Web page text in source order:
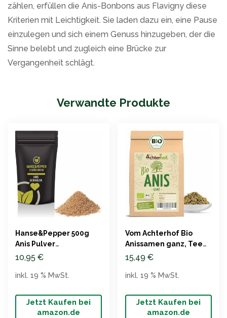
zählen, erfüllen die Anis-Bonbons aus Flavigny diese
Kriterien mit Leichtigkeit. Sie laden dazu ein, eine Pause
einzulegen und sich einem Genuss hinzugeben, der die
Sinne belebt und zugleich eine Brücke zur
Vergangenheit schlägt.
Verwandte Produkte
Hanse&Pepper 500g
Anis Pulver
Spitzenqualität
10,95 €
Jetzt Kaufen bei
amazon.de
inkl. 19 % MwSt.
Vom Achterhof Bio
Anissamen ganz, Tee
oder Gewürz, 500g
15,49 €
Jetzt Kaufen bei
amazon.de
inkl. 19 % MwSt.